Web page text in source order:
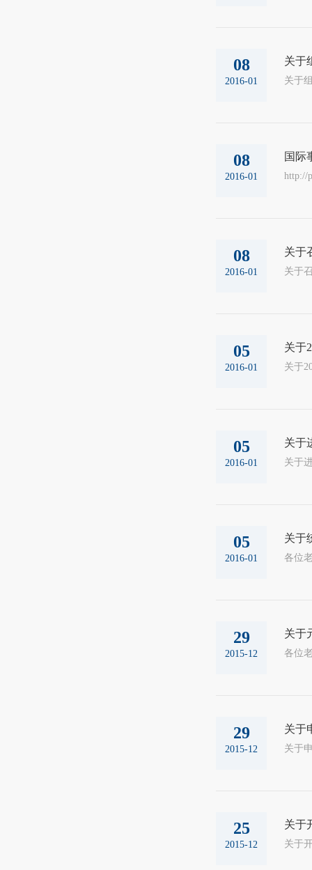
08
2016-01
关于
关于
08
2016-01
国际
http://
08
2016-01
关于
关于
05
2016-01
关于
关于
05
2016-01
关于
关于
05
2016-01
关于
29
2015-12
关于
各位
29
2015-12
关于
25
2015-12
关于
关于